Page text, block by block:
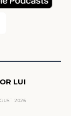
LUI
2026